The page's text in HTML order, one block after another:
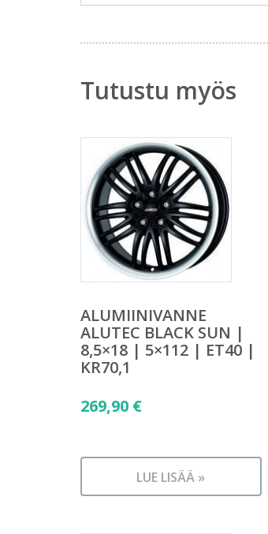
Tutustu myös
ALUMIINIVANNE
ALUTEC BLACK SUN |
8,5×18 | 5×112 | ET40 |
KR70,1
269,90 €
LUE LISÄÄ »